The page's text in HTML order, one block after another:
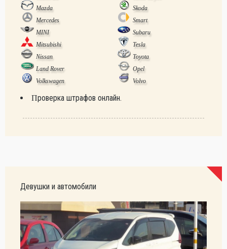
Mazda
Skoda
Mercedes
Smart
MINI
Subaru
Mitsubishi
Tesla
Nissan
Toyota
Land Rover
Opel
Volkswagen
Volvo
Проверка штрафов онлайн.
Девушки и автомобили